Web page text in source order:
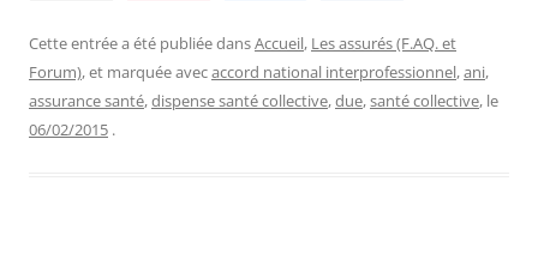
Cette entrée a été publiée dansAccueil, Les assurés (F.AQ. et
Forum), et marquée avecaccord national interprofessionnel,ani,
assurance santé,dispense santé collective,due,santé collective, le
06/02/2015 .